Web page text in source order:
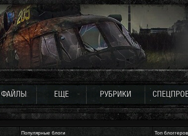
ФАЙЛЫ ЕЩЕ РУБРИКИ
Популярные блоги Топ блоггеров